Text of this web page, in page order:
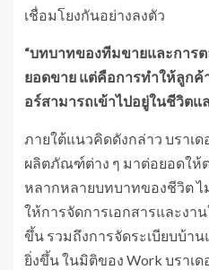
เชื่อมโยงกันอย่างลงตัว
“บทบาทของทีมขายและการ
ยอดขาย แต่คือการทำให้ลูกค้
อร์สามารถเข้าไปอยู่ในชีวิตแ
ภายใต้แนวคิดดังกล่าว บราเ
ผลิตภัณฑ์ต่าง ๆ มาต่อยอดให้
หลากหลายบทบาทของชีวิต ไ
ให้การจัดการเอกสารและงา
ขึ้น รวมถึงการจัดระเบียบบ้าน
ยิ่งขึ้น ในมิติของ Work บราเ